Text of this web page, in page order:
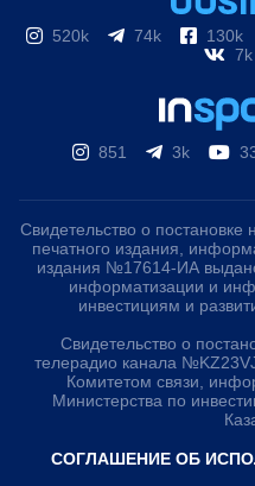
520k 74k 130k
7k
851 3k
Свидетельство о постановке
печатного издания,
издания №17614-ИА
информатизации и
инвестициям и
Свидетельство о
телерадио канала
Комитетом связи,
Министерства по
СОГЛАШЕНИЕ ОБ